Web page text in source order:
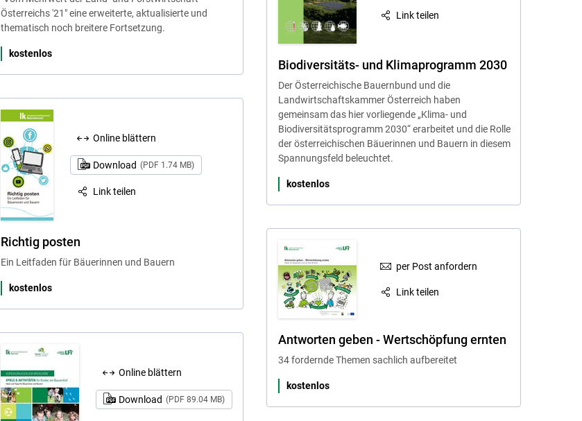
Österreichs '21" eine erweiterte, aktualisierte und
thematisch noch breitere Fortsetzung.
kostenlos
Link teilen
Biodiversitäts- und Klimaprogramm 2030
Der Österreichische Bauernbund und die
Landwirtschaftskammer Österreich haben
gemeinsam das hier vorliegende „Klima- und
Biodiversitätsprogramm 2030“ erarbeitet und die Rolle
der österreichischen Bäuerinnen und Bauern in diesem
Spannungsfeld beleuchtet.
kostenlos
Online blättern
Download (PDF 1.74 MB)
Link teilen
Richtig posten
Ein Leitfaden für Bäuerinnen und Bauern
kostenlos
per Post anfordern
Link teilen
Antworten geben - Wertschöpfung ernten
34 fordernde Themen sachlich aufbereitet
kostenlos
Online blättern
Download (PDF 89.04 MB)